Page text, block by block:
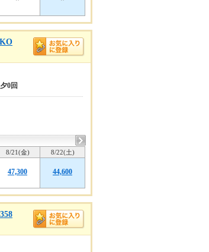
0回
8/21(金) 8/22(土)
47,300 44,600